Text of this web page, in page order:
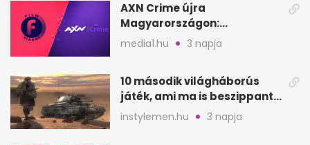
AXN Crime újra
Magyarországon:
szeptembertől a Viasat Film
media1.hu 3 napja
10 második világháborús
játék, ami ma is beszippant
a képernyő elé
instylemen.hu 3 napja